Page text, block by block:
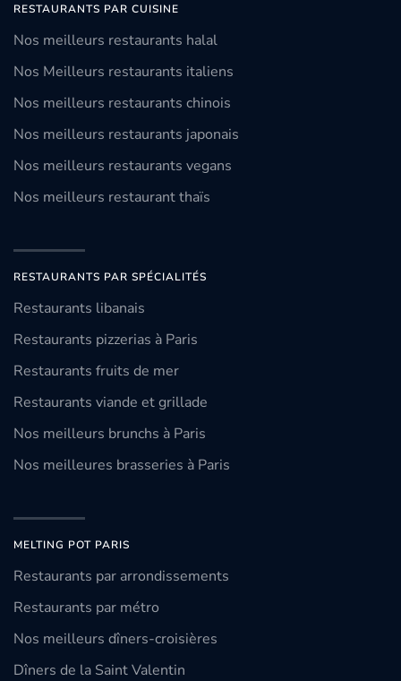
RESTAURANTS PAR CUISINE
Nos meilleurs restaurants halal
Nos Meilleurs restaurants italiens
Nos meilleurs restaurants chinois
Nos meilleurs restaurants japonais
Nos meilleurs restaurants vegans
Nos meilleurs restaurant thaïs
RESTAURANTS PAR SPÉCIALITÉS
Restaurants libanais
Restaurants pizzerias à Paris
Restaurants fruits de mer
Restaurants viande et grillade
Nos meilleurs brunchs à Paris
Nos meilleures brasseries à Paris
MELTING POT PARIS
Restaurants par arrondissements
Restaurants par métro
Nos meilleurs dîners-croisières
Dîners de la Saint Valentin